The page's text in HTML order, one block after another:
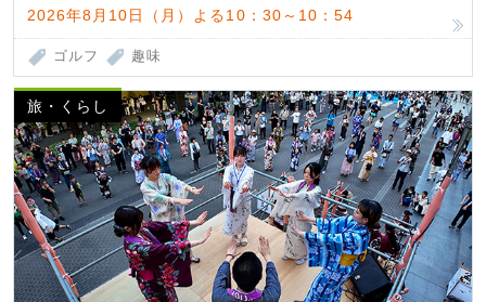
2026年8月10日（月）よる10：30～10：54
ゴルフ 趣味
旅・くらし